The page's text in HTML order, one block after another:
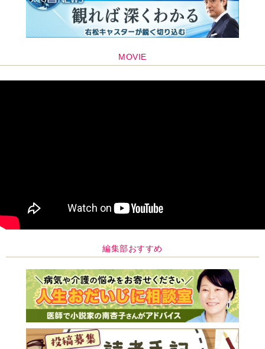
MOVIE
編集部おすすめ